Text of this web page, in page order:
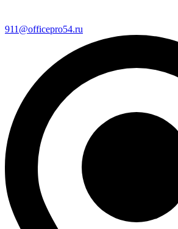
911@officepro54.ru